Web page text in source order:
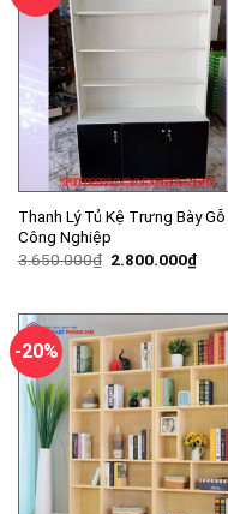
Thanh Lý Tủ Kệ Trưng Bày Gỗ
Công Nghiệp
3.650.000₫ Giá
2.800.000₫Giá
hiện
-20%